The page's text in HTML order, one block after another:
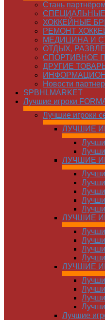
Стань
ХОККЕЙНЫЕ
РЕМОНТ
МЕДИЦИНА И
ОТДЫХ,
СПОРТИВНОЕ
ДРУГИЕ
Новости
SPBHLMARKET
Лучшие игроки
Лучшие игроки
ЛУЧШИЕ
ЛУЧШИЕ
ЛУЧШИЕ
ЛУЧШИЕ
Лучшие